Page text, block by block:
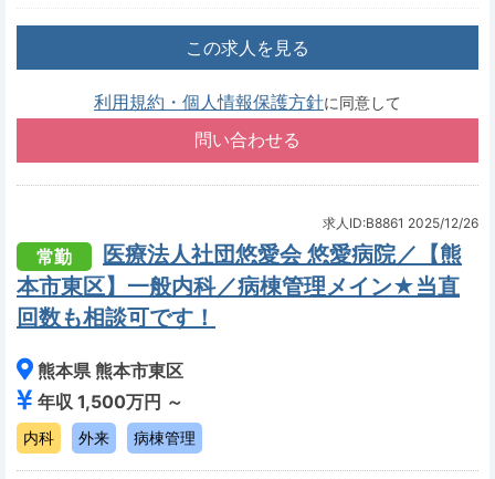
この求人を見る
利用規約・個人情報保護方針に同意して
求人ID:B8861 2025/12/26
常勤
医療法人社団悠愛会 悠愛病院／【熊
本市東区】一般内科／病棟管理メイン★当直
回数も相談可です！
熊本県 熊本市東区
年収 1,500万円 ～
内科 外来 病棟管理